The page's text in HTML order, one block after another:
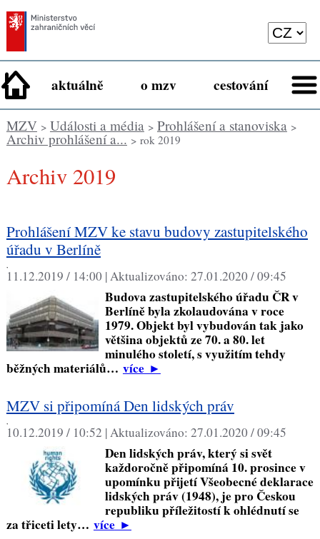
aktuálně o mzv cestování
MZV> Události a média> Prohlášení a stanoviska>
Archiv prohlášení a... > rok 2019
Archiv 2019
Prohlášení MZV ke stavu budovy zastupitelského
úřadu v Berlíně
,
11.12.2019 / 14:00 |Aktualizováno: 27.01.2020 / 09:45
Budova zastupitelského úřadu ČR v
Berlíně byla zkolaudována v roce
1979. Objekt byl vybudován tak jako
většina objektů ze 70. a 80. let
minulého století, s využitím tehdy
běžných materiálů… více►
MZV si připomíná Den lidských práv
,
10.12.2019 / 10:52 |Aktualizováno: 27.01.2020 / 09:45
Den lidských práv, který si svět
každoročně připomíná 10. prosince v
upomínku přijetí Všeobecné deklarace
lidských práv (1948), je pro Českou
republiku příležitostí k ohlédnutí se
za třiceti lety… více►